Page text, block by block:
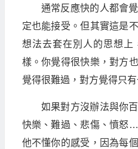
通常反應快的人都會
定也能接受。但其實這是
想法去套在別人的思想
樣。你覺得很快樂，對方
覺得很難過，對方覺得只有
如果對方沒辦法與你
快樂、難過、悲傷、憤怒
他不懂你的感受，因為每